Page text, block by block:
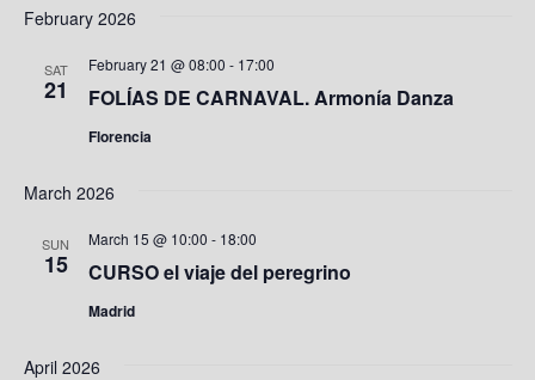
February 2026
SAT
21 FOLÍAS DE CARNAVAL. Armonía Danza
February 21 @ 08:00 - 17:00
Florencia
March 2026
SUN
15 CURSO el viaje del peregrino
March 15 @ 10:00 - 18:00
Madrid
April 2026